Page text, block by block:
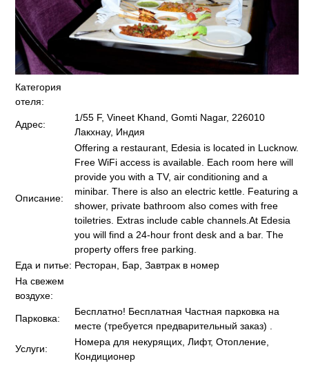
Категория
отеля:
Адрес:
1/55 F, Vineet Khand, Gomti Nagar, 226010
Лакхнау, Индия
Описание:
Offering a restaurant, Edesia is located in Lucknow.
Free WiFi access is available. Each room here will
provide you with a TV, air conditioning and a
minibar. There is also an electric kettle. Featuring a
shower, private bathroom also comes with free
toiletries. Extras include cable channels.At Edesia
you will find a 24-hour front desk and a bar. The
property offers free parking.
Еда и питье: Ресторан, Бар, Завтрак в номер
На свежем
воздухе:
Парковка:
Бесплатно! Бесплатная Частная парковка на
месте (требуется предварительный заказ) .
Услуги:
Номера для некурящих, Лифт, Отопление,
Кондиционер